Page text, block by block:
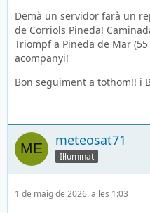
Demà un servidor farà un
de Corriols Pineda!
Triompf a Pineda de Mar
acompanyi!
Bon seguiment a tothom!! i
meteosat71
Il·luminat
1 de maig de 2026, a les 1:03